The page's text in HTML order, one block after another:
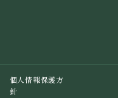
個人情報保護方
針